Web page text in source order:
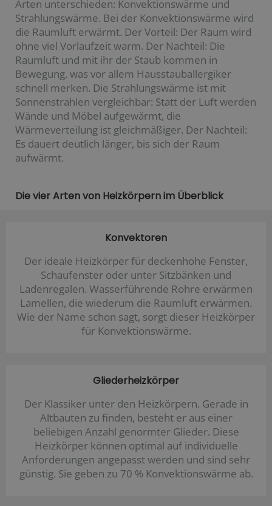
Arten unterschieden: Konvektionswärme und
Strahlungswärme. Bei der Konvektionswärme wird
die Raumluft erwärmt. Der Vorteil: Der Raum wird
ohne viel Vorlaufzeit warm. Der Nachteil: Die
Raumluft und mit ihr der Staub kommen in
Bewegung, was vor allem Hausstauballergiker
schnell merken. Die Strahlungswärme ist mit
Sonnenstrahlen vergleichbar: Statt der Luft werden
Wände und Möbel aufgewärmt, die
Wärmeverteilung ist gleichmäßiger. Der Nachteil:
Es dauert deutlich länger, bis sich der Raum
aufwärmt.
Die vier Arten von Heizkörpern im Überblick
Konvektoren
Der ideale Heizkörper für deckenhohe Fenster,
Schaufenster oder unter Sitzbänken und
Ladenregalen. Wasserführende Rohre erwärmen
Lamellen, die wiederum die Raumluft erwärmen.
Wie der Name schon sagt, sorgt dieser Heizkörper
für Konvektionswärme.
Gliederheizkörper
Der Klassiker unter den Heizkörpern. Gerade in
Altbauten zu finden, besteht er aus einer
beliebigen Anzahl genormter Glieder. Diese
Heizkörper können optimal auf individuelle
Anforderungen angepasst werden und sind sehr
günstig. Sie geben zu 70 % Konvektionswärme ab.